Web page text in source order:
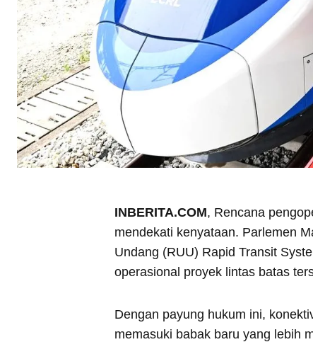
INBERITA.COM, Rencana
mendekati kenyataan. Parlemen
Undang (RUU) Rapid Transit
operasional proyek lintas batas
Dengan payung hukum ini,
memasuki babak baru yang lebih